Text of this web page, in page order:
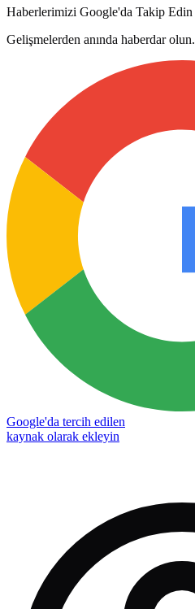
Haberlerimizi Google'da Takip Edin
Gelişmelerden anında haberdar olun.
Google'da tercih edilen
kaynak olarak ekleyin